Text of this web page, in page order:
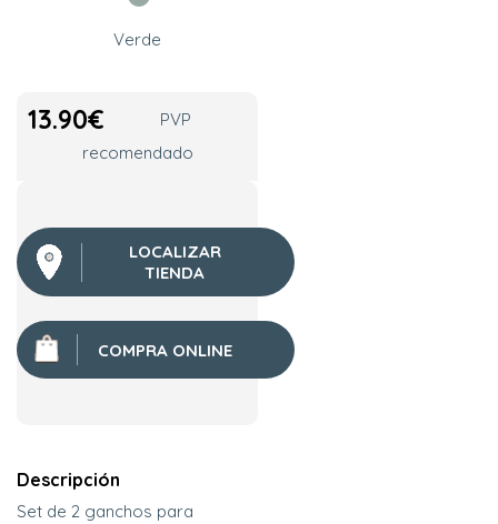
Verde
13.90€
PVP
recomendado
LOCALIZAR
TIENDA
COMPRA ONLINE
Descripción
Set de 2 ganchos para